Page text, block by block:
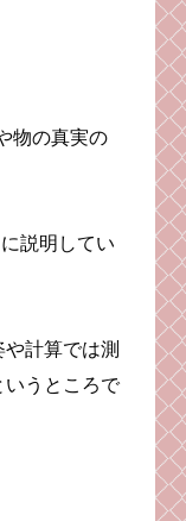
物の真実の
説明してい
計算では測
いうところで